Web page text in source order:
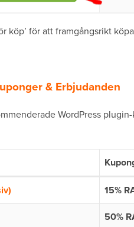
köp’ för att framgångsrikt
& Erbjudanden
WordPress
15%
50%